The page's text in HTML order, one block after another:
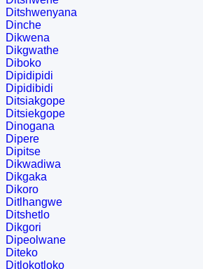
Ditshwenyana
Dinche
Dikwena
Dikgwathe
Diboko
Dipidipidi
Dipidibidi
Ditsiakgope
Ditsiekgope
Dinogana
Dipere
Dipitse
Dikwadiwa
Dikgaka
Dikoro
Ditlhangwe
Ditshetlo
Dikgori
Dipeolwane
Diteko
Ditlokotloko